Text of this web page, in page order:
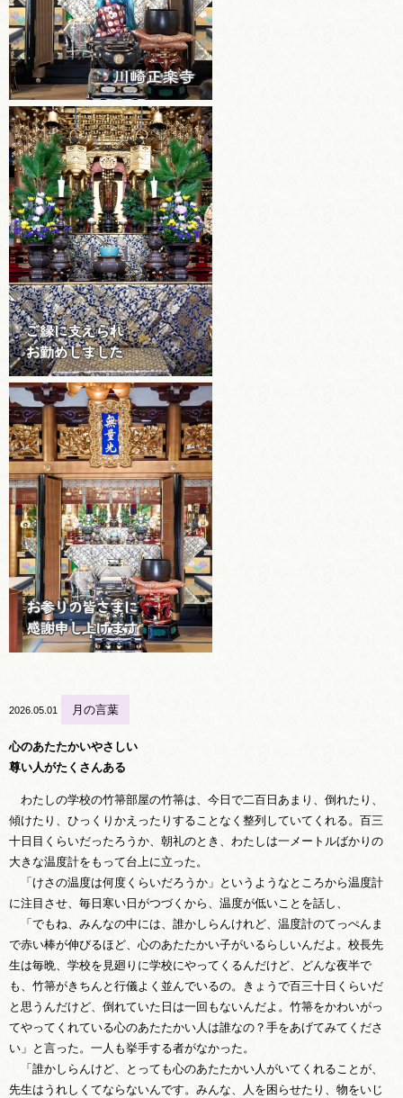
2026.05.01 月の言葉
心のあたたかいやさしい
尊い人がたくさんある
わたしの学校の竹箒部屋の竹箒は、今日で二百日あまり、倒れたり、
傾けたり、ひっくりかえったりすることなく整列していてくれる。百三
十日目くらいだったろうか、朝礼のとき、わたしは一メートルばかりの
大きな温度計をもって台上に立った。
「けさの温度は何度くらいだろうか」というようなところから温度計
に注目させ、毎日寒い日がつづくから、温度が低いことを話し、
「でもね、みんなの中には、誰かしらんけれど、温度計のてっぺんま
で赤い棒が伸びるほど、心のあたたかい子がいるらしいんだよ。校長先
生は毎晩、学校を見廻りに学校にやってくるんだけど、どんな夜半で
も、竹箒がきちんと行儀よく並んでいるの。きょうで百三十日くらいだ
と思うんだけど、倒れていた日は一回もないんだよ。竹箒をかわいがっ
てやってくれている心のあたたかい人は誰なの？手をあげてみてくださ
い」と言った。一人も挙手する者がなかった。
「誰かしらんけど、とっても心のあたたかい人がいてくれることが、
先生はうれしくてならないんです。みんな、人を困らせたり、物をいじ